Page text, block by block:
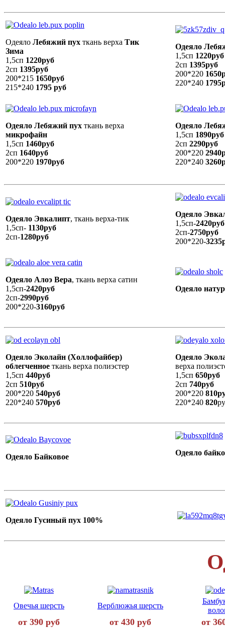
Одеяло Лебяжий пух ткань верха Тик
Зима
1,5сп 1220руб
2сп 1395руб
200*215 1650руб
215*240 1795 руб
Одеяло
1,5сп 1220руб
2сп 1395руб
200*220
220*240
Одеяло Лебяжий пух ткань верха
микрофайн
1,5сп 1460руб
2сп 1640руб
200*220 1970руб
Одеяло
1,5сп 1890руб
2сп 2290руб
200*220
220*240
Одеяло Эвкалипт, ткань верха-тик
1,5сп- 1130руб
2сп-1280руб
Одеяло
1,5сп-2420руб
2сп-2750руб
200*220-
Одеяло Алоэ Вера, ткань верха сатин
1,5сп-2420руб
2сп-2990руб
200*220-3160руб
Одеяло
Одеяло Эколайн (Холлофайбер)
облегченное ткань верха полиэстер
1,5сп 440руб
2сп 510руб
200*220 540руб
220*240 570руб
Одеяло
верха
1,5сп 650руб
2сп 740руб
200*220
220*240 820
Одеяло Байковое Одеяло
Одеяло Гусиный пух 100%
Овечья шерсть Верблюжья шерсть
от 390 руб от 430 руб от